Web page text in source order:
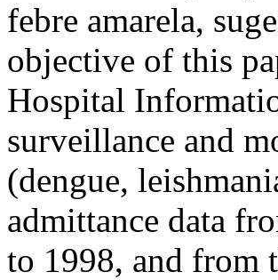
febre amarela,
objective of this
Hospital
surveillance and
(dengue,
admittance data
to 1998, and from